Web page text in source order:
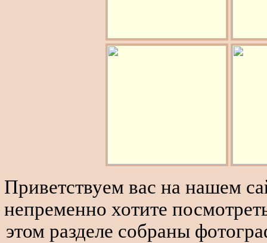
Приветствуем вас на нашем
непременно хотите
этом разделе собраны